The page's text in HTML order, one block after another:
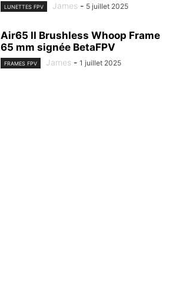
LUNETTES FPV James - 5 juillet 2025
Air65 II Brushless Whoop Frame
65 mm signée BetaFPV
FRAMES FPV James - 1 juillet 2025